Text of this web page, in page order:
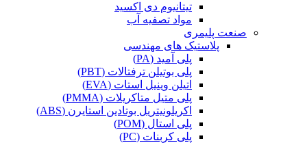
تیتانیوم دی اکسید
مواد تصفیه آب
صنعت پلیمری
پلاستیک های مهندسی
پلی آمید (PA)
پلی بوتیلن ترفتالات (PBT)
اتیلن وینیل استات (EVA)
پلی متیل متاکریلات (PMMA)
اکریلونیتریل بوتادین استایرن (ABS)
پلی استال (POM)
پلی کربنات (PC)